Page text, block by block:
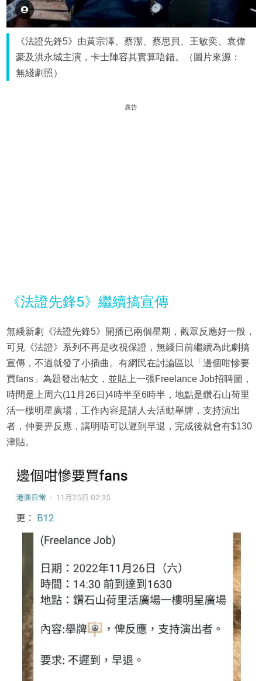
《法證先鋒5》由黃宗澤、蔡潔、蔡思貝、王敏奕、袁偉
豪及洪永城主演，卡士陣容其實算唔錯。（圖片來源：
無綫劇照）
廣告
《法證先鋒5》繼續搞宣傳
無綫新劇《法證先鋒5》開播已兩個星期，觀眾反應好一般，
可見《法證》系列不再是收視保證，無綫日前繼續為此劇搞
宣傳，不過就發了小插曲。有網民在討論區以「邊個咁慘要
買fans」為題發出帖文，並貼上一張Freelance Job招聘圖，
時間是上周六(11月26日)4時半至6時半，地點是鑽石山荷里
活一樓明星廣場，工作內容是請人去活動舉牌，支持演出
者，仲要畀反應，講明唔可以遲到早退，完成後就會有$130
津貼。